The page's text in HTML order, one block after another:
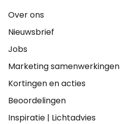
Over ons
Nieuwsbrief
Jobs
Marketing samenwerkingen
Kortingen en acties
Beoordelingen
Inspiratie | Lichtadvies